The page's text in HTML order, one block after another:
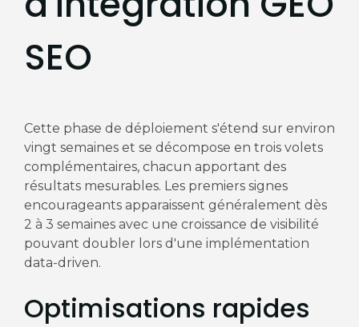
SEO
Cette phase de déploiement s'étend sur environ
vingt semaines et se décompose en trois volets
complémentaires, chacun apportant des
résultats mesurables. Les premiers signes
encourageants apparaissent généralement dès
2 à 3 semaines avec une croissance de visibilité
pouvant doubler lors d'une implémentation
data-driven.
Optimisations rapides